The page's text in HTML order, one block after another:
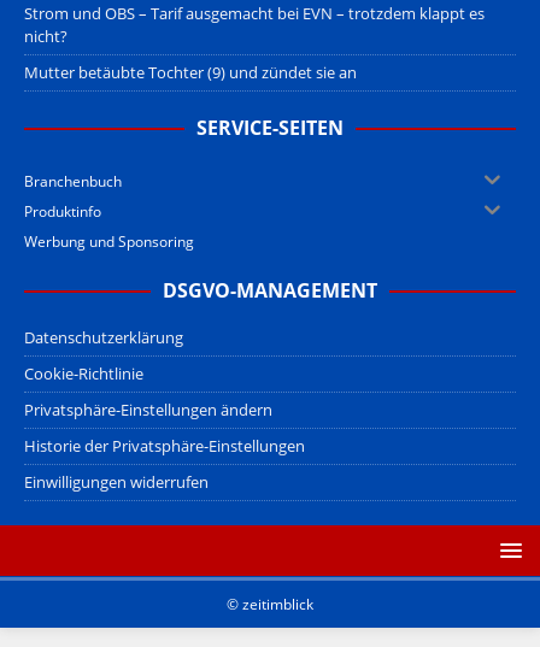
Strom und OBS – Tarif ausgemacht bei EVN – trotzdem klappt es
nicht?
Mutter betäubte Tochter (9) und zündet sie an
SERVICE-SEITEN
Branchenbuch
Produktinfo
Werbung und Sponsoring
DSGVO-MANAGEMENT
Datenschutzerklärung
Cookie-Richtlinie
Privatsphäre-Einstellungen ändern
Historie der Privatsphäre-Einstellungen
Einwilligungen widerrufen
© zeitimblick